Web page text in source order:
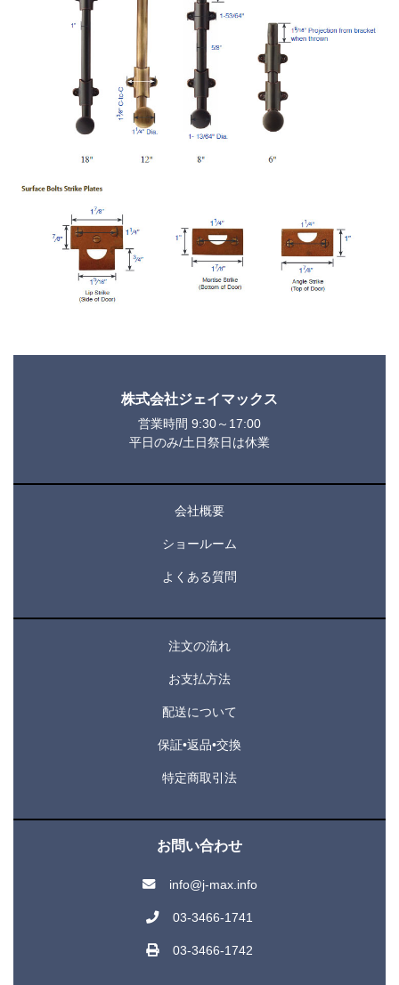
株式会社ジェイマックス
営業時間 9:30～17:00
平日のみ/土日祭日は休業
会社概要
ショールーム
よくある質問
注文の流れ
お支払方法
配送について
保証•返品•交換
特定商取引法
お問い合わせ
info@j-max.info
03-3466-1741
03-3466-1742